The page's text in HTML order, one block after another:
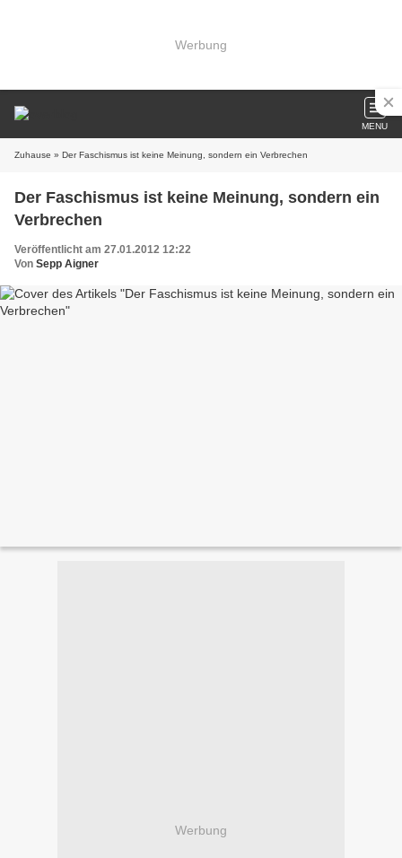
Werbung
MENU
Zuhause » Der Faschismus ist keine Meinung, sondern ein Verbrechen
Der Faschismus ist keine Meinung, sondern ein
Verbrechen
Veröffentlicht am 27.01.2012 12:22
Von Sepp Aigner
Werbung